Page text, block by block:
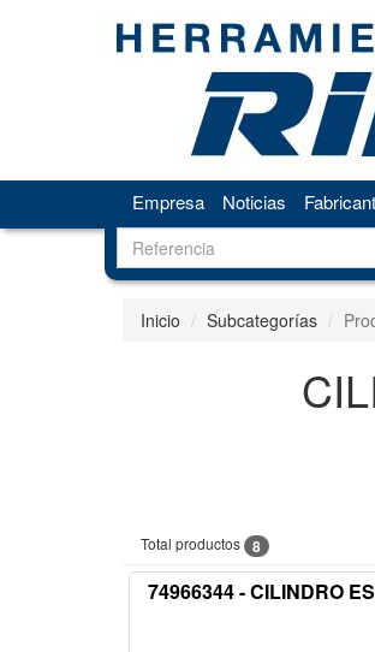
Empresa Noticias
Inicio Subcategorías
Total productos 8
74966344 - CILINDRO